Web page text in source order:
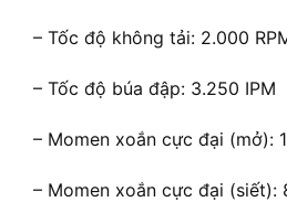
– Tốc độ không tải: 2.000
– Tốc độ búa đập: 3.250 IPM
– Momen xoắn cực đại (mở):
– Momen xoắn cực đại (siết):